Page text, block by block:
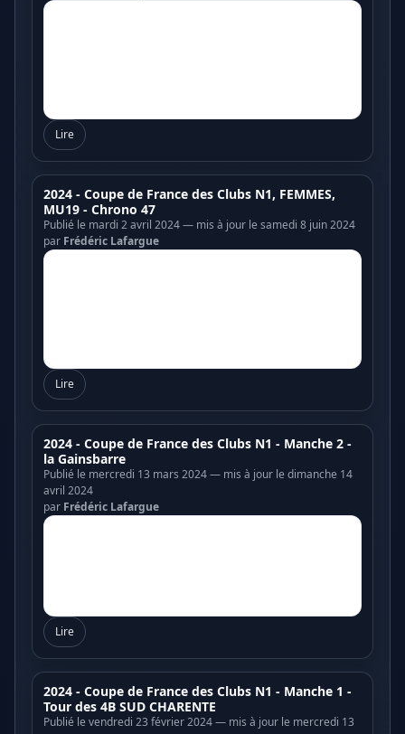
Lire
2024 - Coupe de France des Clubs N1, FEMMES,
MU19 - Chrono 47
Publié le mardi 2 avril 2024 — mis à jour le samedi 8 juin 2024
par Frédéric Lafargue
Lire
2024 - Coupe de France des Clubs N1 - Manche 2 -
la Gainsbarre
Publié le mercredi 13 mars 2024 — mis à jour le dimanche 14
avril 2024
par Frédéric Lafargue
Lire
2024 - Coupe de France des Clubs N1 - Manche 1 -
Tour des 4B SUD CHARENTE
Publié le vendredi 23 février 2024 — mis à jour le mercredi 13